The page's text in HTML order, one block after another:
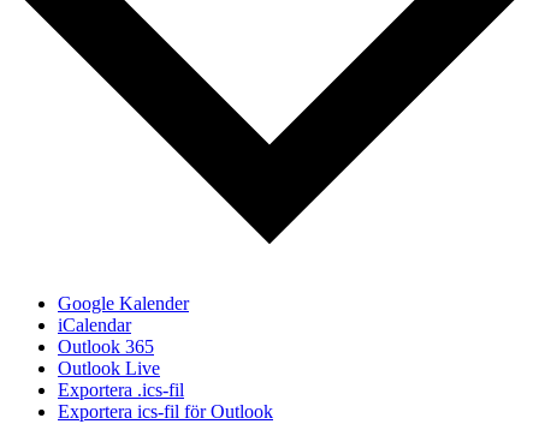
Google Kalender
iCalendar
Outlook 365
Outlook Live
Exportera .ics-fil
Exportera ics-fil för Outlook